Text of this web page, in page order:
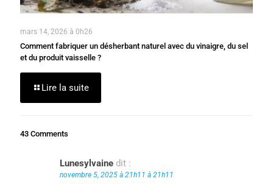
mars 14, 2026 à 0h26
Comment fabriquer un désherbant naturel avec du vinaigre, du sel
et du produit vaisselle ?
Lire la suite
43 Comments
Lunesylvaine dit :
novembre 5, 2025 à 21h11 à 21h11